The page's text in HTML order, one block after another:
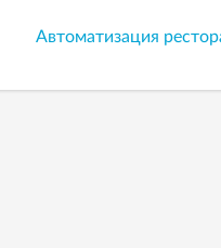
Автоматизация